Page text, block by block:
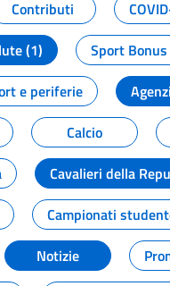
Contributi
(1) Sport
e periferie
Calcio
Cavalieri della
Campionati
Notizie